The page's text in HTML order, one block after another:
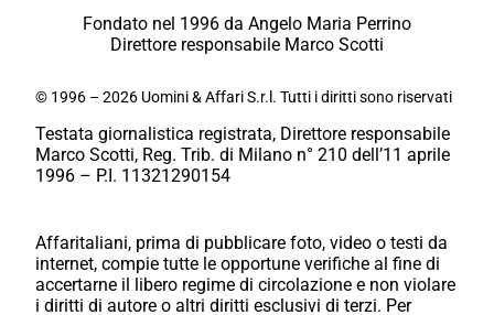
Fondato nel 1996 da Angelo Maria Perrino
Direttore responsabile Marco Scotti
© 1996 – 2026 Uomini & Affari S.r.l. Tutti i diritti sono riservati
Testata giornalistica registrata, Direttore responsabile
Marco Scotti, Reg. Trib. di Milano n° 210 dell’11 aprile
1996 – P.I. 11321290154
Affaritaliani, prima di pubblicare foto, video o testi da
internet, compie tutte le opportune verifiche al fine di
accertarne il libero regime di circolazione e non violare
i diritti di autore o altri diritti esclusivi di terzi. Per